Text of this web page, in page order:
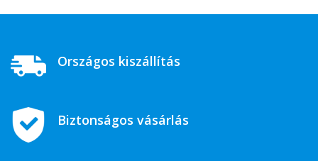
Országos kiszállítás
Biztonságos vásárlás